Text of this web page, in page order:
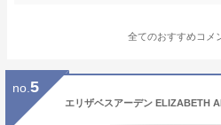
全てのおすすめコメ
no. 5